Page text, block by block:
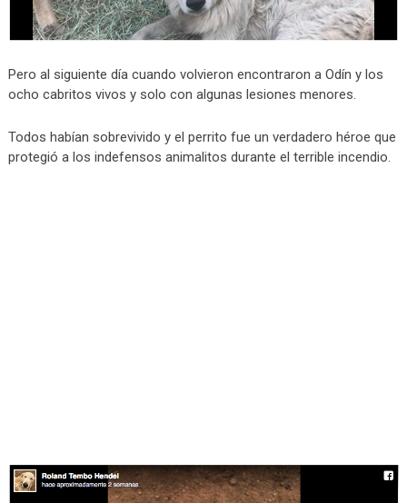
Pero al siguiente día cuando volvieron encontraron a Odín y los
ocho cabritos vivos y solo con algunas lesiones menores.
Todos habían sobrevivido y el perrito fue un verdadero héroe que
protegió a los indefensos animalitos durante el terrible incendio.